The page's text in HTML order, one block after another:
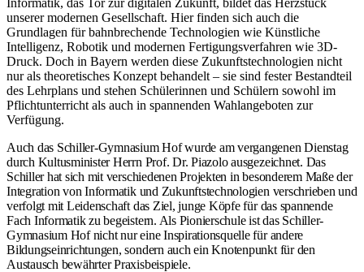
unserer modernen Gesellschaft. Hier finden sich auch die
Grundlagen für bahnbrechende Technologien wie Künstliche
Intelligenz, Robotik und modernen Fertigungsverfahren wie 3D-
Druck. Doch in Bayern werden diese Zukunftstechnologien nicht
nur als theoretisches Konzept behandelt – sie sind fester Bestandteil
des Lehrplans und stehen Schülerinnen und Schülern sowohl im
Pflichtunterricht als auch in spannenden Wahlangeboten zur
Verfügung.
Auch das Schiller-Gymnasium Hof wurde am vergangenen Dienstag
durch Kultusminister Herrn Prof. Dr. Piazolo ausgezeichnet. Das
Schiller hat sich mit verschiedenen Projekten in besonderem Maße der
Integration von Informatik und Zukunftstechnologien verschrieben und
verfolgt mit Leidenschaft das Ziel, junge Köpfe für das spannende
Fach Informatik zu begeistern. Als Pionierschule ist das Schiller-
Gymnasium Hof nicht nur eine Inspirationsquelle für andere
Bildungseinrichtungen, sondern auch ein Knotenpunkt für den
Austausch bewährter Praxisbeispiele.